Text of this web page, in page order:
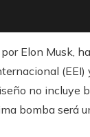
Elon Musk,
no
bomba será